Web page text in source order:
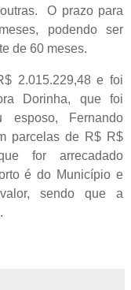
O prazo para
podendo ser
de 60 meses.
2.015.229,48 e foi
Dorinha, que foi
esposo, Fernando
parcelas de R$ R$
for arrecadado
é do Município e
sendo que a